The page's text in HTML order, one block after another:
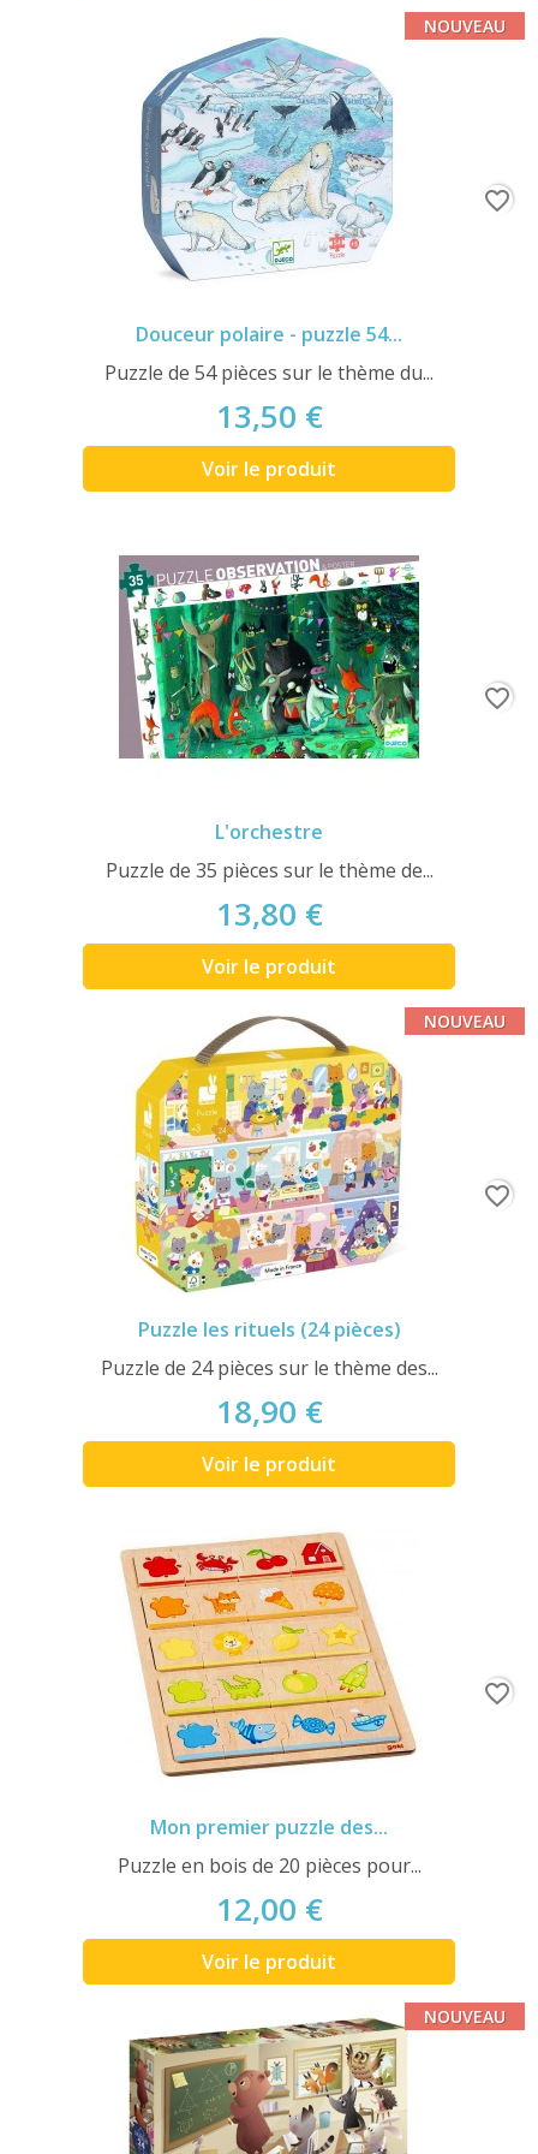
Douceur polaire - puzzle 54...
Puzzle de 54 pièces sur le thème du...
13,50 €
Voir le produit
NOUVEAU
favorite_border
L'orchestre
Puzzle de 35 pièces sur le thème de...
13,80 €
Voir le produit
favorite_border
Puzzle les rituels (24 pièces)
Puzzle de 24 pièces sur le thème des...
18,90 €
Voir le produit
NOUVEAU
favorite_border
Mon premier puzzle des...
Puzzle en bois de 20 pièces pour...
12,00 €
Voir le produit
favorite_border
NOUVEAU